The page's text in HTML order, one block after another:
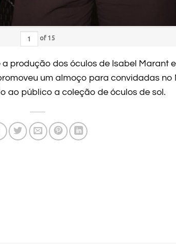
of 15
produção dos óculos de Isabel Marant
um almoço para convidadas no
ao público a coleção de óculos de sol.